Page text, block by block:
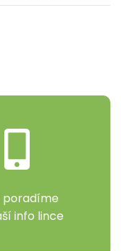
poradíme
info lince